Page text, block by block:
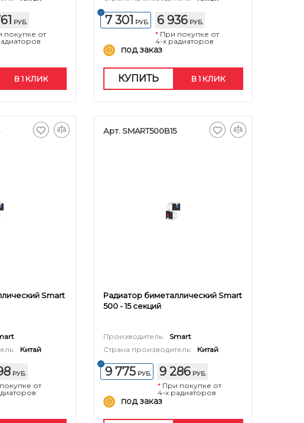
РУБ.
покупке от
В 1 КЛИК
7 301 РУБ. 6 936 РУБ.
*При покупке от
4-х радиаторов
под заказ
КУПИТЬ В 1 КЛИК
Smart
Китай
РУБ.
от
Арт. SMART500B15
Радиатор биметаллический Smart
500 - 15 секций
Производитель:
Smart
Страна производитель:
Китай
9 775 РУБ. 9 286 РУБ.
*При покупке от
4-х радиаторов
под заказ